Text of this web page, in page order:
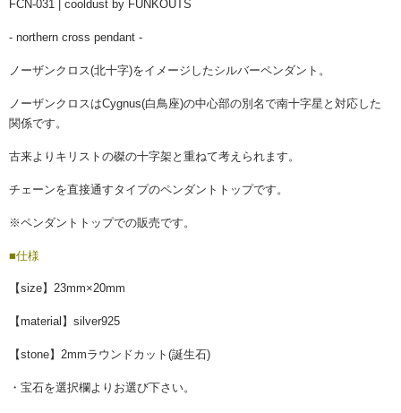
FCN-031 | cooldust by FUNKOUTS
- northern cross pendant -
ノーザンクロス(北十字)をイメージしたシルバーペンダント。
ノーザンクロスはCygnus(白鳥座)の中心部の別名で南十字星と対応した
関係です。
古来よりキリストの磔の十字架と重ねて考えられます。
チェーンを直接通すタイプのペンダントトップです。
※ペンダントトップでの販売です。
■仕様
【size】23mm×20mm
【material】silver925
【stone】2mmラウンドカット(誕生石)
・宝石を選択欄よりお選び下さい。